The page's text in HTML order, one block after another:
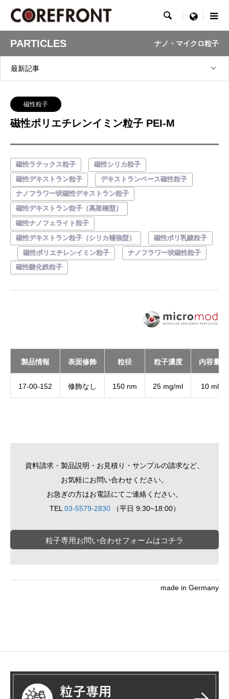
 menu
PARTICLES ナノ・マイクロ粒子
最新記事
磁性粒子
磁性ポリエチレンイミン粒子 PEI-M
磁性ラテックス粒子
磁性シリカ粒子
磁性デキストラン粒子
デキストランベース磁性粒子
ナノフラワー状磁性デキストラン粒子
磁性デキストラン粒子（高架橋型）
磁性ナノフェライト粒子
磁性デキストラン粒子（シリカ補強型）
磁性ポリ乳酸粒子
磁性ポリエチレンイミン粒子
ナノフラワー状磁性粒子
磁性酸化鉄粒子
製品情報 表面修飾 粒径 粒子濃度 内容量
17-00-152 修飾なし 150 nm 25 mg/ml 10 ml
資料請求・製品説明・お見積り・サンプルの請求など、
お気軽にお問い合わせください。
お急ぎの方はお電話にてご連絡ください。
TEL03-5579-2830（平日 9:30~18:00）
粒子専用お問い合わせフォームはコチラ
made in Germany